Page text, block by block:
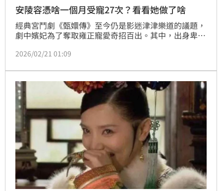
安陵容憑啥一個月受寵27次？看看她做了啥
經典宮鬥劇《甄嬛傳》至今仍是影迷津津樂道的議題，
劇中嬪妃為了奪取雍正寵愛奇招百出。其中，出身卑微
答應，到後來創下「一個月連寵27次」的紀錄，連女主
鍵，引發網友熱烈討論，揭開後宮最現實的生存真相。
(記者唐家興)
2026/02/21 01:09